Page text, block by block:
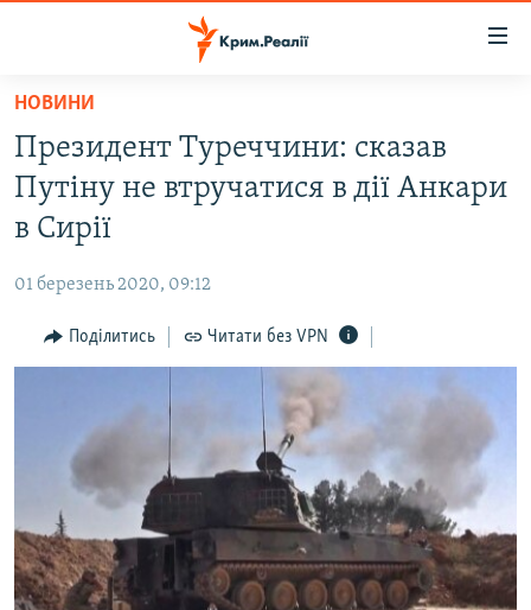
Перейти
основного
матеріалу
Перейти
до
основної
навігації
Перейти
до
ВОДА.КРИМ
ВІДЕО ТА ФОТО
БЛОГИ
ПОГЛЯД
ВСЕ ЗА ДЕНЬ
ДЕПОРТАЦІЯ
ВІДЕОУРОКИ «ELIFBE»
СВІДЧЕННЯ ОКУПАЦІЇ
ЯК ОБІЙТИ БЛОКУВАННЯ
Русский
НОВИНИ
Президент Туреччини: сказав
Путіну не втручатися в дії Анкари
в Сирії
01 березень 2020, 09:12
Поділитись Читати без VPN